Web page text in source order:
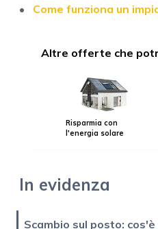
Come funziona un
Altre offerte che
Risparmia con
l'energia solare
In evidenza
Scambio sul posto: cos'è